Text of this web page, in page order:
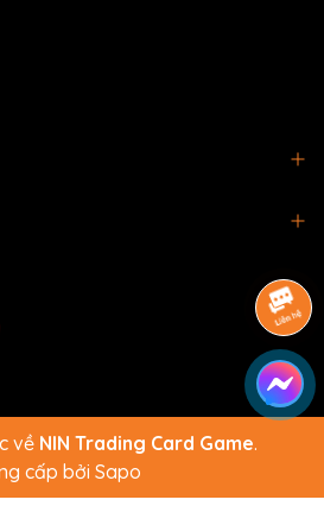
về NIN Trading Card Game.
cấp bởi Sapo